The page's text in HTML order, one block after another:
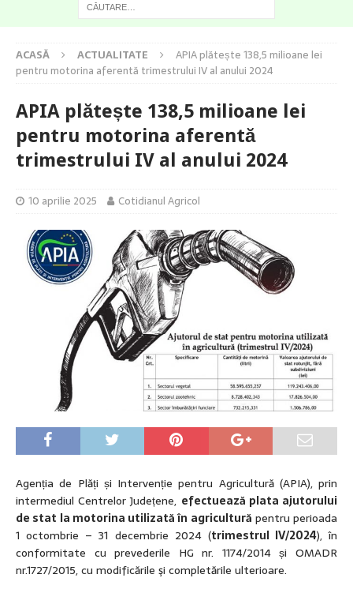
ACASĂ ACTUALITATE
APIA plătește 138,5 milioane lei
pentru motorina aferentă trimestrului IV al anului 2024
APIA plătește 138,5 milioane lei
pentru motorina aferentă
trimestrului IV al anului 2024
10 aprilie 2025 Cotidianul Agricol
Agenția de Plăți și Intervenție pentru Agricultură (APIA), prin
intermediul Centrelor Județene, efectuează plata ajutorului
de stat la motorina utilizată în agricultură pentru perioada
1 octombrie – 31 decembrie 2024 (trimestrul IV/2024), în
conformitate cu prevederile HG nr. 1174/2014 și OMADR
nr.1727/2015, cu modificările şi completările ulterioare.